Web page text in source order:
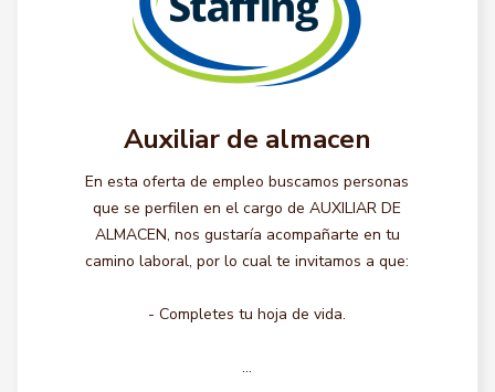
Auxiliar de almacen
En esta oferta de empleo buscamos personas
que se perfilen en el cargo de AUXILIAR DE
ALMACEN, nos gustaría acompañarte en tu
camino laboral, por lo cual te invitamos a que:
- Completes tu hoja de vida.
...